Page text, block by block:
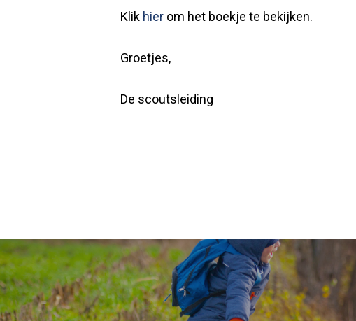
Klik hier om het boekje te bekijken.
Groetjes,
De scoutsleiding